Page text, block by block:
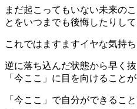
まだ起こってもいない未来の
とをいつまでも後悔したりして
これではますますイヤな気持
逆に落ち込んだ状態から早く
「今ここ」に目を向けること
「今ここ」で自分ができるこ